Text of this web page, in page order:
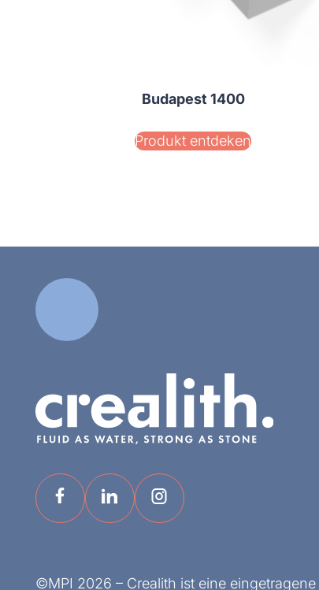
Budapest 1400
Produkt entdeken
©MPI 2026 – Crealith ist eine